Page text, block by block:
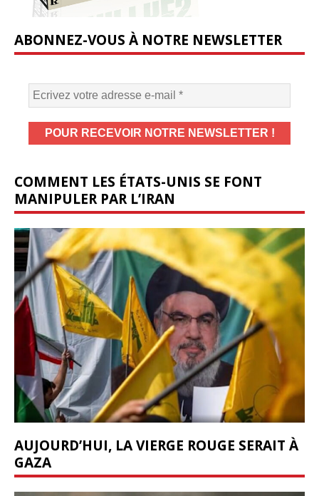
ABONNEZ-VOUS À NOTRE NEWSLETTER
COMMENT LES ÉTATS-UNIS SE FONT
MANIPULER PAR L’IRAN
AUJOURD’HUI, LA VIERGE ROUGE SERAIT À
GAZA